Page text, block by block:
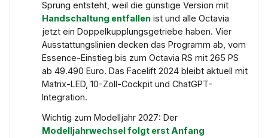
Sprung entsteht, weil die günstige Version mit
Handschaltung entfallen ist und alle Octavia
jetzt ein Doppelkupplungsgetriebe haben. Vier
Ausstattungslinien decken das Programm ab, vom
Essence-Einstieg bis zum Octavia RS mit 265 PS
ab 49.490 Euro. Das Facelift 2024 bleibt aktuell mit
Matrix-LED, 10-Zoll-Cockpit und ChatGPT-
Integration.
Wichtig zum Modelljahr 2027: Der
Modelljahrwechsel folgt erst Anfang